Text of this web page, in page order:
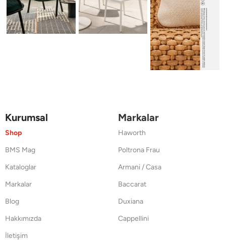
Kurumsal
Shop
BMS Mag
Kataloglar
Markalar
Blog
Hakkımızda
İletişim
Markalar
Haworth
Poltrona Frau
Armani / Casa
Baccarat
Duxiana
Cappellini